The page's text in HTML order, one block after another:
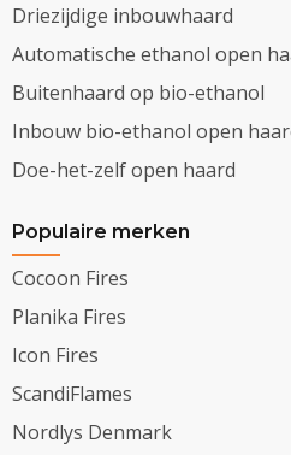
Driezijdige inbouwhaard
Automatische ethanol open
Buitenhaard op bio-ethanol
Inbouw bio-ethanol open
Doe-het-zelf open haard
Populaire merken
Cocoon Fires
Planika Fires
Icon Fires
ScandiFlames
Nordlys Denmark